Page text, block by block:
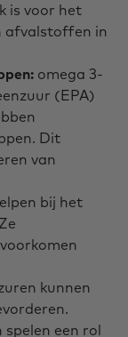
is voor het
afvalstoffen in
omega 3-
(EPA)
Dit
van
bij het
kunnen
een rol